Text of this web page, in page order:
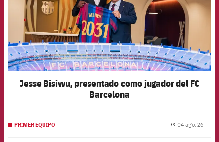
Jesse Bisiwu, presentado como jugador del FC
Barcelona
PRIMER EQUIPO 04 ago. 26